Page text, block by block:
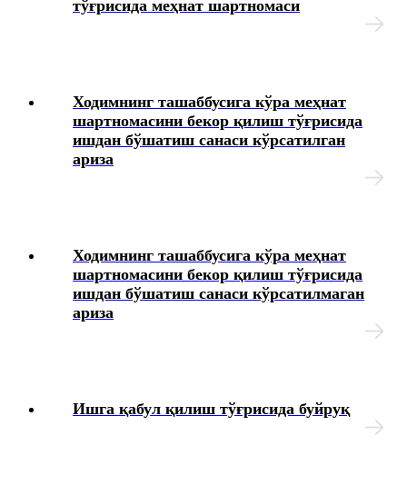
тўғрисида меҳнат шартномаси
Ходимнинг ташаббусига кўра меҳнат
шартномасини бекор қилиш тўғрисида
ишдан бўшатиш санаси кўрсатилган
ариза
Ходимнинг ташаббусига кўра меҳнат
шартномасини бекор қилиш тўғрисида
ишдан бўшатиш санаси кўрсатилмаган
ариза
Ишга қабул қилиш тўғрисида буйруқ